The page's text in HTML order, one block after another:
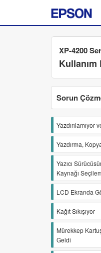
XP-4200
Kullanım
Sorun
Yazdırılamıyor
Yazdırma,
Yazıcı
Kaynağı
LCD Ekranda
Kağıt Sıkışıyor
Mürekkep
Geldi